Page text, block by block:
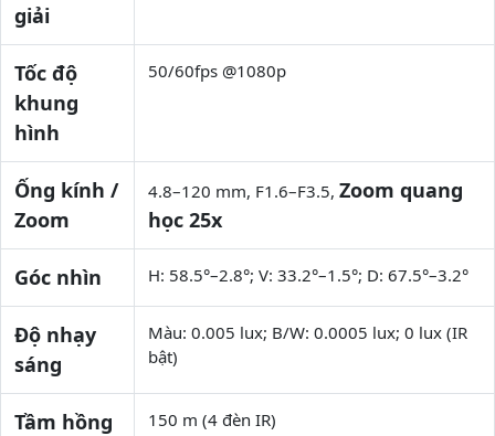
giải
Tốc độ
khung
hình
50/60fps @1080p
Ống kính /
Zoom
4.8–120 mm, F1.6–F3.5, Zoom quang
học 25x
Góc nhìn H: 58.5°–2.8°; V: 33.2°–1.5°; D: 67.5°–3.2°
Độ nhạy
sáng
Màu: 0.005 lux; B/W: 0.0005 lux; 0 lux (IR
bật)
Tầm hồng
150 m (4 đèn IR)